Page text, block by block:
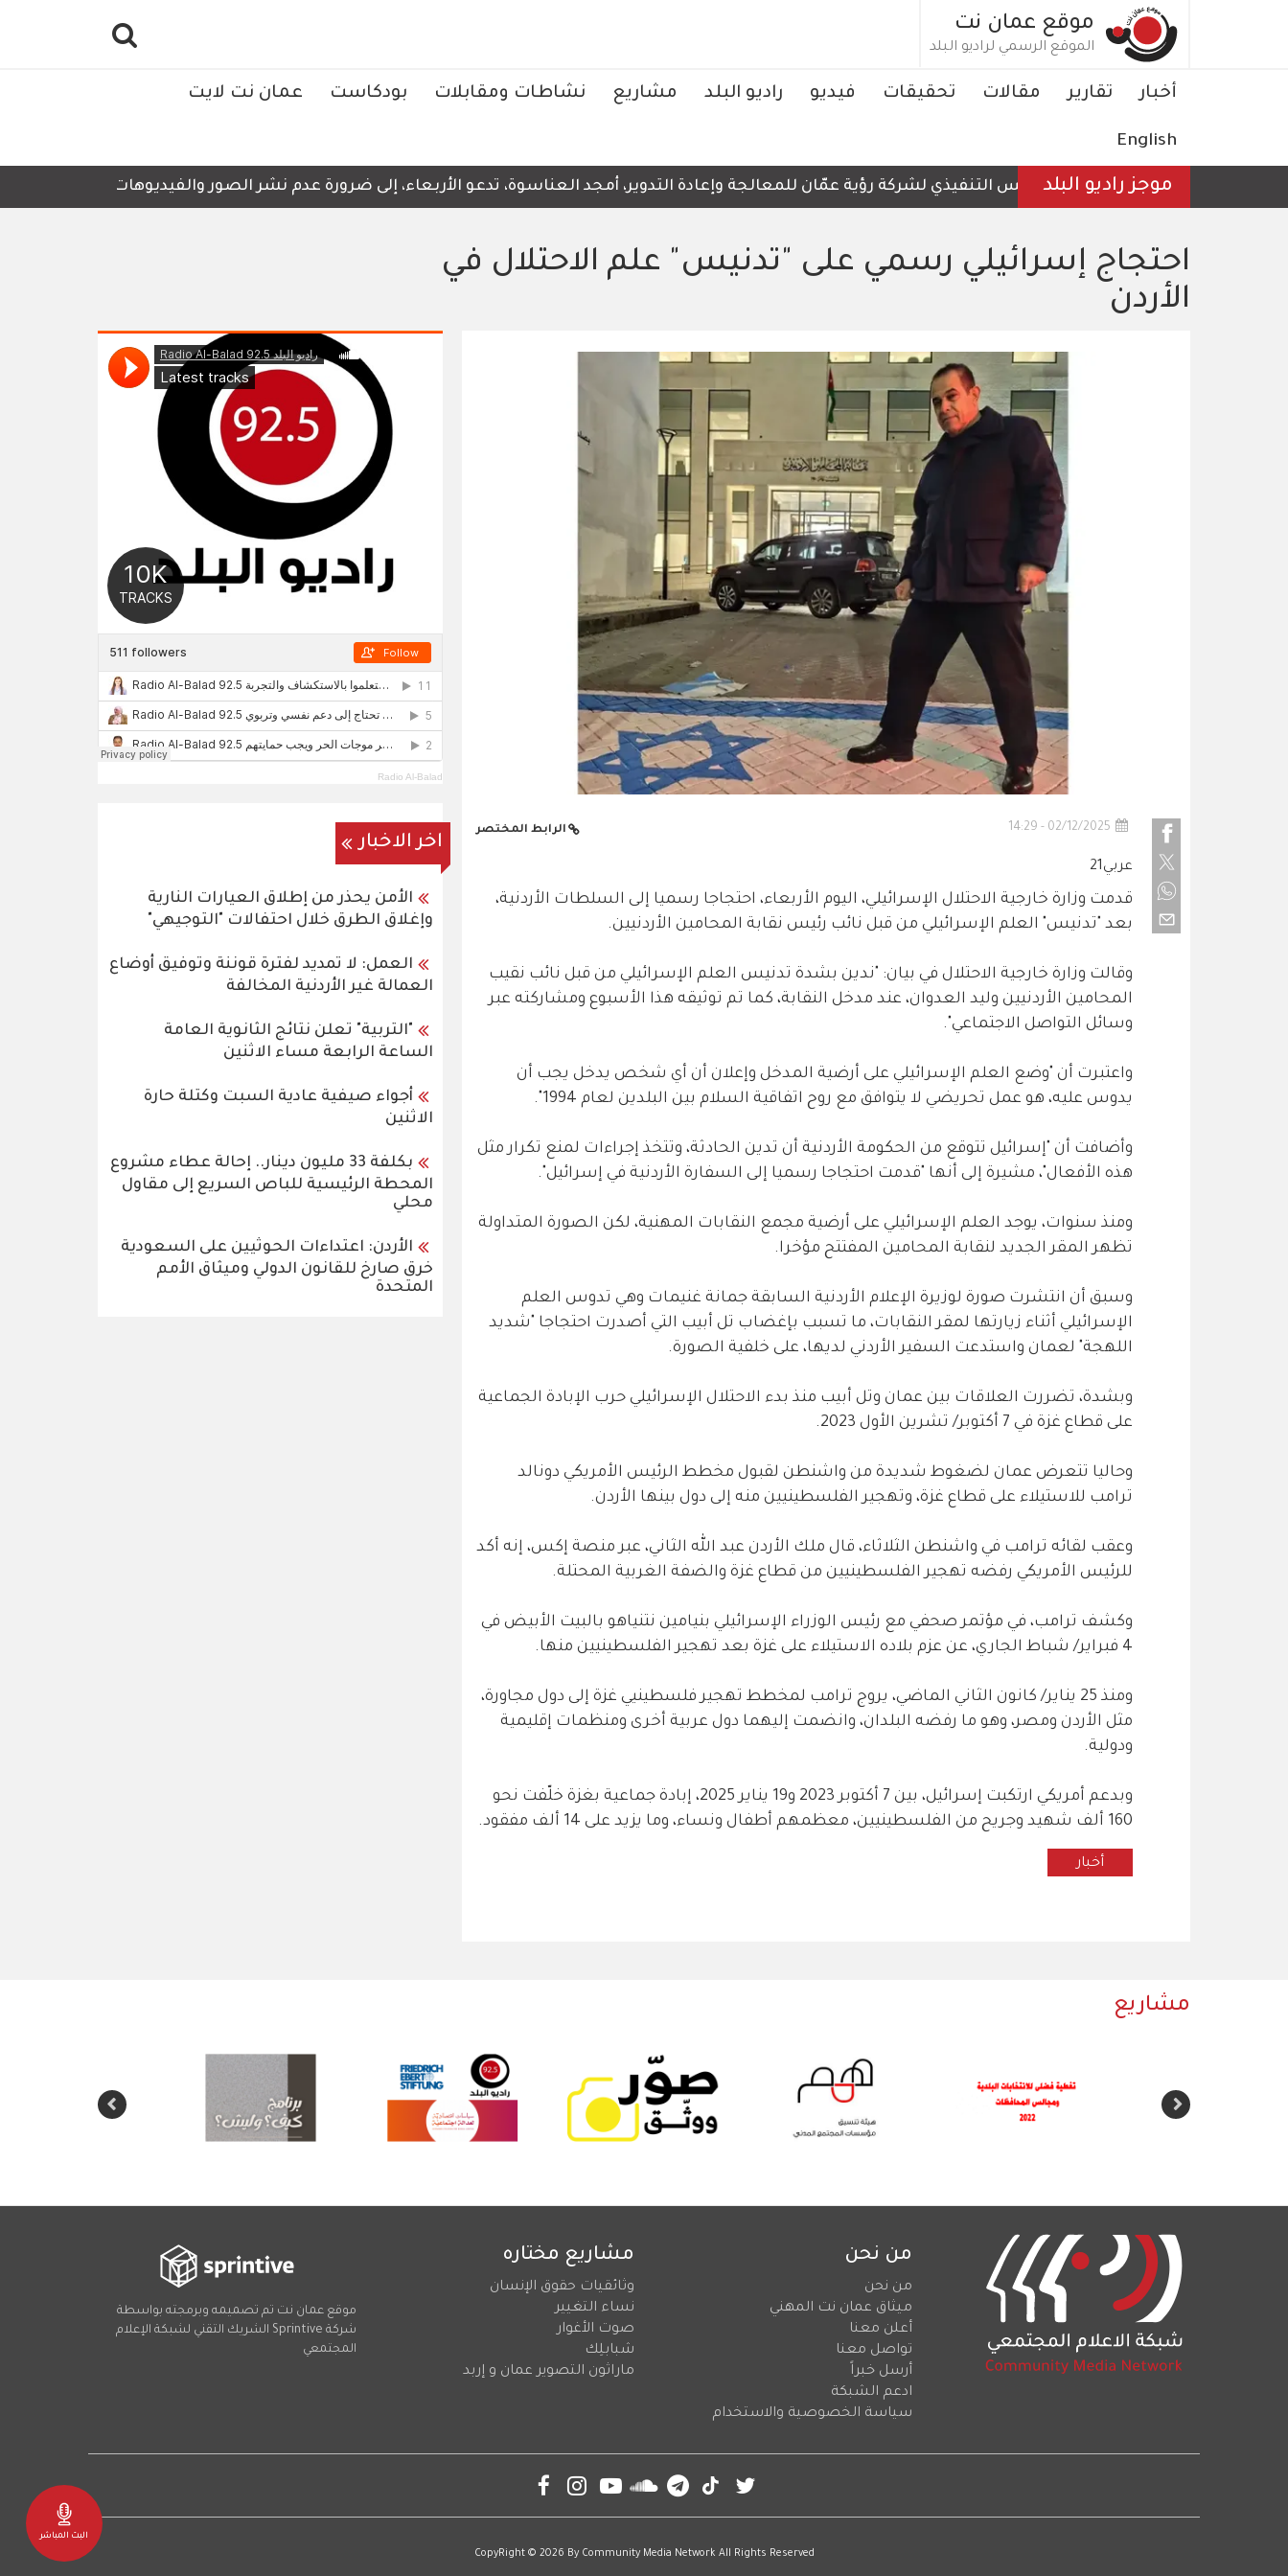
البث المباشر
موقع عمان نت
الموقع الرسمي لراديو البلد
Main
أخبار تقارير مقالات تحقيقات فيديو راديو البلد مشاريع نشاطات ومقابلات بودكاست عمان نت لايت
English
موجز راديو البلدالرئيس التنفيذي لشركة رؤية عمّان للمعالجة وإعادة التدوير، أمجد العناسوة، تدعو الأربعاء، إلى ضرورة عدم نشر الصور والفيديوهات التي لا تحتوي
احتجاج إسرائيلي رسمي على "تدنيس" علم الاحتلال في
الأردن
02/12/2025 - 14:29 الرابط المختصر
عربي21
قدمت وزارة خارجية الاحتلال الإسرائيلي، اليوم الأربعاء، احتجاجا رسميا إلى السلطات الأردنية،
بعد "تدنيس" العلم الإسرائيلي من قبل نائب رئيس نقابة المحامين الأردنيين.
وقالت وزارة خارجية الاحتلال في بيان: "ندين بشدة تدنيس العلم الإسرائيلي من قبل نائب نقيب
المحامين الأردنيين وليد العدوان، عند مدخل النقابة، كما تم توثيقه هذا الأسبوع ومشاركته عبر
وسائل التواصل الاجتماعي".
واعتبرت أن "وضع العلم الإسرائيلي على أرضية المدخل وإعلان أن أي شخص يدخل يجب أن
يدوس عليه، هو عمل تحريضي لا يتوافق مع روح اتفاقية السلام بين البلدين لعام 1994".
وأضافت أن "إسرائيل تتوقع من الحكومة الأردنية أن تدين الحادثة، وتتخذ إجراءات لمنع تكرار مثل
هذه الأفعال"، مشيرة إلى أنها "قدمت احتجاجا رسميا إلى السفارة الأردنية في إسرائيل".
ومنذ سنوات، يوجد العلم الإسرائيلي على أرضية مجمع النقابات المهنية، لكن الصورة المتداولة
تظهر المقر الجديد لنقابة المحامين المفتتح مؤخرا.
وسبق أن انتشرت صورة لوزيرة الإعلام الأردنية السابقة جمانة غنيمات وهي تدوس العلم
الإسرائيلي أثناء زيارتها لمقر النقابات، ما تسبب بإغضاب تل أبيب التي أصدرت احتجاجا "شديد
اللهجة" لعمان واستدعت السفير الأردني لديها، على خلفية الصورة.
وبشدة، تضررت العلاقات بين عمان وتل أبيب منذ بدء الاحتلال الإسرائيلي حرب الإبادة الجماعية
على قطاع غزة في 7 أكتوبر/ تشرين الأول 2023.
وحاليا تتعرض عمان لضغوط شديدة من واشنطن لقبول مخطط الرئيس الأمريكي دونالد
ترامب للاستيلاء على قطاع غزة، وتهجير الفلسطينيين منه إلى دول بينها الأردن.
وعقب لقائه ترامب في واشنطن الثلاثاء، قال ملك الأردن عبد الله الثاني، عبر منصة إكس، إنه أكد
للرئيس الأمريكي رفضه تهجير الفلسطينيين من قطاع غزة والضفة الغربية المحتلة.
وكشف ترامب، في مؤتمر صحفي مع رئيس الوزراء الإسرائيلي بنيامين نتنياهو بالبيت الأبيض في
4 فبراير/ شباط الجاري، عن عزم بلاده الاستيلاء على غزة بعد تهجير الفلسطينيين منها.
ومنذ 25 يناير/ كانون الثاني الماضي، يروج ترامب لمخطط تهجير فلسطينيي غزة إلى دول مجاورة،
مثل الأردن ومصر، وهو ما رفضه البلدان، وانضمت إليهما دول عربية أخرى ومنظمات إقليمية
ودولية.
وبدعم أمريكي ارتكبت إسرائيل، بين 7 أكتوبر 2023 و19 يناير 2025، إبادة جماعية بغزة خلّفت نحو
160 ألف شهيد وجريح من الفلسطينيين، معظمهم أطفال ونساء، وما يزيد على 14 ألف مفقود.
أخبار
Radio Al-Balad
اخر الاخبار
الأمن يحذر من إطلاق العيارات النارية
وإغلاق الطرق خلال احتفالات "التوجيهي"
العمل: لا تمديد لفترة قوننة وتوفيق أوضاع
العمالة غير الأردنية المخالفة
"التربية" تعلن نتائج الثانوية العامة
الساعة الرابعة مساء الاثنين
أجواء صيفية عادية السبت وكتلة حارة
الاثنين
بكلفة 33 مليون دينار.. إحالة عطاء مشروع
المحطة الرئيسية للباص السريع إلى مقاول
محلي
الأردن: اعتداءات الحوثيين على السعودية
خرق صارخ للقانون الدولي وميثاق الأمم
المتحدة
مشاريع
من نحن
من نحن
ميثاق عمان نت المهني
أعلن معنا
تواصل معنا
أرسل خبراً
ادعم الشبكة
سياسة الخصوصية والاستخدام
مشاريع مختاره
وثائقيات حقوق الإنسان
نساء التغيير
صوت الأغوار
شبابلِك
ماراثون التصوير عمان و إربد
موقع عمان نت تم تصميمه وبرمجته بواسطة
شركة Sprintive الشريك التقني لشبكة الإعلام
المجتمعي
CopyRight © 2026 By Community Media Network All Rights Reserved